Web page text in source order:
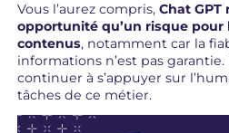
Vous l’aurez compris,Chat
opportunité qu’un risque pour
contenus, notamment car la
informations n’est pas garantie.
continuer à s’appuyer sur
tâches de ce métier.